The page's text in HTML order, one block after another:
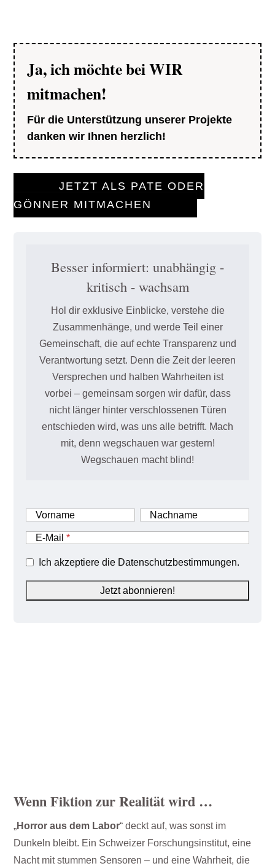
Ja, ich möchte bei WIR
mitmachen!
Für die Unterstützung unserer Projekte
danken wir Ihnen herzlich!
JETZT ALS PATE ODER
GÖNNER MITMACHEN
Besser informiert: unabhängig -
kritisch - wachsam
Hol dir exklusive Einblicke, verstehe die
Zusammenhänge, und werde Teil einer
Gemeinschaft, die auf echte Transparenz und
Verantwortung setzt. Denn die Zeit der leeren
Versprechen und halben Wahrheiten ist
vorbei – gemeinsam sorgen wir dafür, dass
nicht länger hinter verschlossenen Türen
entschieden wird, was uns alle betrifft. Mach
mit, denn wegschauen war gestern!
Wegschauen macht blind!
Vorname Nachname
E-Mail
Ich akzeptiere die Datenschutzbestimmungen.
Wenn Fiktion zur Realität wird …
„Horror aus dem Labor“ deckt auf, was sonst im
Dunkeln bleibt. Ein Schweizer Forschungsinstitut, eine
Nacht mit stummen Sensoren – und eine Wahrheit, die